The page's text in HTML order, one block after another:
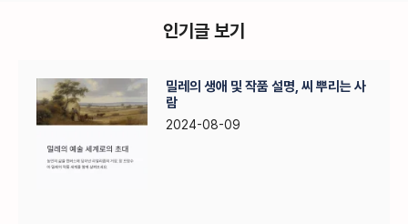
인기글 보기
밀레의 생애 및 작품 설명, 씨 뿌리는 사
람
2024-08-09